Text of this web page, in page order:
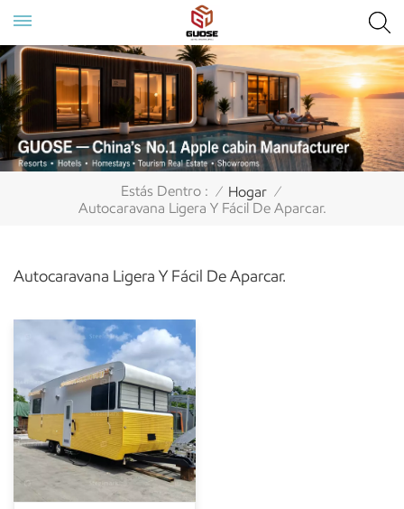
Estás Dentro : / Hogar /
Autocaravana Ligera Y Fácil De Aparcar.
Autocaravana Ligera Y Fácil De Aparcar.